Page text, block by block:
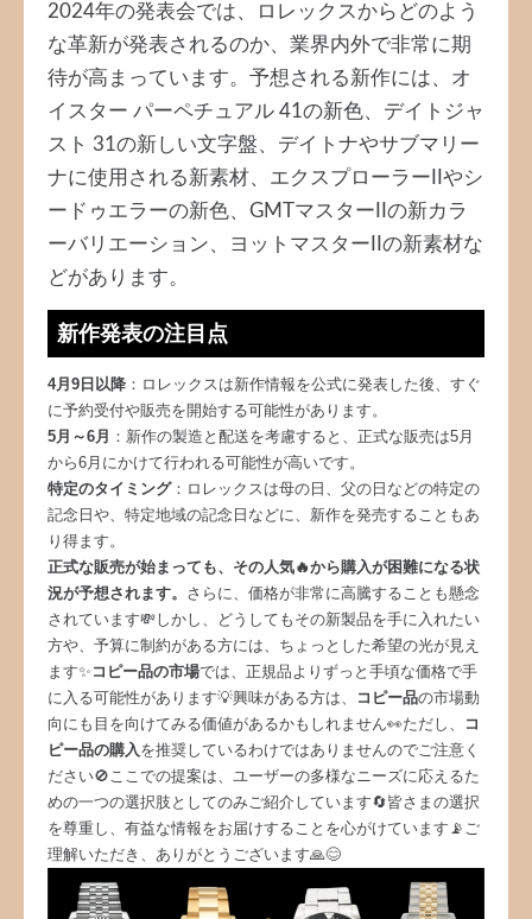
2024年の発表会では、ロレックスからどのよう
な革新が発表されるのか、業界内外で非常に期
待が高まっています。予想される新作には、オ
イスター パーペチュアル 41の新色、デイトジャ
スト 31の新しい文字盤、デイトナやサブマリー
ナに使用される新素材、エクスプローラーIIやシ
ードゥエラーの新色、GMTマスターIIの新カラ
ーバリエーション、ヨットマスターIIの新素材な
どがあります。
新作発表の注目点
4月9日以降 ：ロレックスは新作情報を公式に発表した後、すぐ
に予約受付や販売を開始する可能性があります。
5月～6月 ：新作の製造と配送を考慮すると、正式な販売は5月
から6月にかけて行われる可能性が高いです。
特定のタイミング：ロレックスは母の日、父の日などの特定の
記念日や、特定地域の記念日などに、新作を発売することもあ
り得ます。
正式な販売が始まっても、その人気🔥から購入が困難になる状
況が予想されます。 さらに、価格が非常に高騰することも懸念
されています💸しかし、どうしてもその新製品を手に入れたい
方や、予算に制約がある方には、ちょっとした希望の光が見え
ます✨ コピー品の市場では、正規品よりずっと手頃な価格で手
に入る可能性があります💡興味がある方は、
コピー品の市場動
向にも目を向けてみる価値があるかもしれません👀ただし、
コ
ピー品の購入 を推奨しているわけではありませんのでご注意く
ださい🚫ここでの提案は、ユーザーの多様なニーズに応えるた
めの一つの選択肢としてのみご紹介しています🔄皆さまの選択
を尊重し、有益な情報をお届けすることを心がけています📡ご
理解いただき、ありがとうございます🙏😊